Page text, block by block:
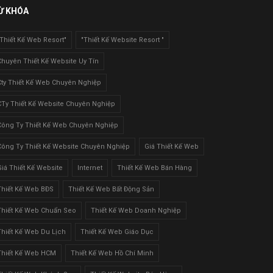
KHÓA
Kế Web Resort" "Thiết Kế Website Resort "
Thiết Kế Website Uy Tín
Thiết Kế Web Chuyên Nghiệp
Thiết Kế Website Chuyên Nghiệp
Ty Thiết Kế Web Chuyên Nghiệp
Ty Thiết Kế Website Chuyên Nghiệp Giá Thiết Kế Web
Thiết Kế Website Internet Thiết Kế Web Bán Hàng
Kế Web BĐS Thiết Kế Web Bất Động Sản
Kế Web Chuẩn Seo Thiết Kế Web Doanh Nghiệp
Kế Web Du Lịch Thiết Kế Web Giáo Dục
Kế Web HCM Thiết Kế Web Hồ Chí Minh